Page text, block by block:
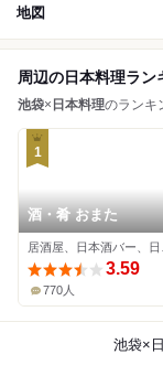
地図
周辺の日本料理ラン
池袋× 日本料理のランキ
1
酒・肴 おまた
3.59
770人
池袋×